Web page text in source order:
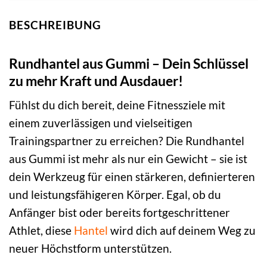
BESCHREIBUNG
Rundhantel aus Gummi – Dein Schlüssel
zu mehr Kraft und Ausdauer!
Fühlst du dich bereit, deine Fitnessziele mit
einem zuverlässigen und vielseitigen
Trainingspartner zu erreichen? Die Rundhantel
aus Gummi ist mehr als nur ein Gewicht – sie ist
dein Werkzeug für einen stärkeren, definierteren
und leistungsfähigeren Körper. Egal, ob du
Anfänger bist oder bereits fortgeschrittener
Athlet, diese Hantel wird dich auf deinem Weg zu
neuer Höchstform unterstützen.